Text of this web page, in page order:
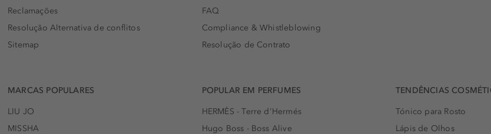
Reclamações
Resolução Alternativa de conflitos
Sitemap
FAQ
Compliance & Whistleblowing
Resolução de Contrato
MARCAS POPULARES
LIU JO
MISSHA
POPULAR EM PERFUMES
HERMÈS - Terre d'Hermés
Hugo Boss - Boss Alive
TENDÊNCIAS
Tónico para Rosto
Lápis de Olhos